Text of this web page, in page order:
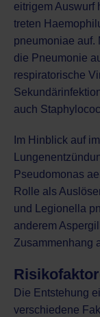
eitrigem Auswurf
treten
pneumoniae auf.
die Pneumonie
respiratorische
auch
Im Hinblick auf
Pseudomonas
Rolle als
und Legionella
anderem
Zusammenhang
Die Entstehung
verschiedene